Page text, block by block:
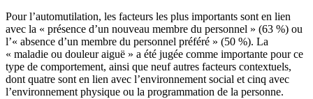
Pour l’automutilation, les facteurs les plus importants sont en lien
avec la « présence d’un nouveau membre du personnel » (63 %) ou
l’« absence d’un membre du personnel préféré » (50 %). La
« maladie ou douleur aiguë » a été jugée comme importante pour ce
type de comportement, ainsi que neuf autres facteurs contextuels,
dont quatre sont en lien avec l’environnement social et cinq avec
l’environnement physique ou la programmation de la personne.